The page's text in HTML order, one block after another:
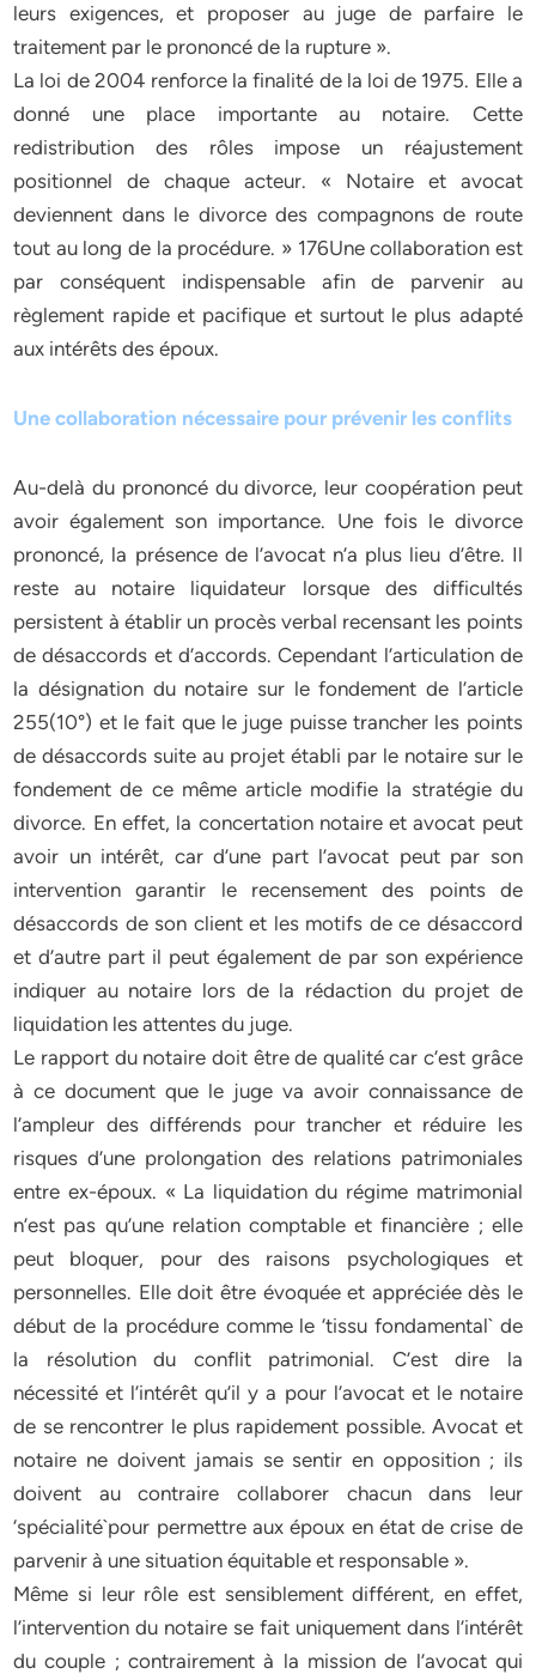
leurs exigences, et proposer au juge de parfaire le
traitement par le prononcé de la rupture ».
La loi de 2004 renforce la finalité de la loi de 1975. Elle a
donné une place importante au notaire. Cette
redistribution des rôles impose un réajustement
positionnel de chaque acteur. « Notaire et avocat
deviennent dans le divorce des compagnons de route
tout au long de la procédure. » 176Une collaboration est
par conséquent indispensable afin de parvenir au
règlement rapide et pacifique et surtout le plus adapté
aux intérêts des époux.
Une collaboration nécessaire pour prévenir les conflits
Au-delà du prononcé du divorce, leur coopération peut
avoir également son importance. Une fois le divorce
prononcé, la présence de l’avocat n’a plus lieu d’être. Il
reste au notaire liquidateur lorsque des difficultés
persistent à établir un procès verbal recensant les points
de désaccords et d’accords. Cependant l’articulation de
la désignation du notaire sur le fondement de l’article
255(10°) et le fait que le juge puisse trancher les points
de désaccords suite au projet établi par le notaire sur le
fondement de ce même article modifie la stratégie du
divorce. En effet, la concertation notaire et avocat peut
avoir un intérêt, car d’une part l’avocat peut par son
intervention garantir le recensement des points de
désaccords de son client et les motifs de ce désaccord
et d’autre part il peut également de par son expérience
indiquer au notaire lors de la rédaction du projet de
liquidation les attentes du juge.
Le rapport du notaire doit être de qualité car c’est grâce
à ce document que le juge va avoir connaissance de
l’ampleur des différends pour trancher et réduire les
risques d’une prolongation des relations patrimoniales
entre ex-époux. « La liquidation du régime matrimonial
n’est pas qu’une relation comptable et financière ; elle
peut bloquer, pour des raisons psychologiques et
personnelles. Elle doit être évoquée et appréciée dès le
début de la procédure comme le ‘tissu fondamental` de
la résolution du conflit patrimonial. C’est dire la
nécessité et l’intérêt qu’il y a pour l’avocat et le notaire
de se rencontrer le plus rapidement possible. Avocat et
notaire ne doivent jamais se sentir en opposition ; ils
doivent au contraire collaborer chacun dans leur
‘spécialité`pour permettre aux époux en état de crise de
parvenir à une situation équitable et responsable ».
Même si leur rôle est sensiblement différent, en effet,
l’intervention du notaire se fait uniquement dans l’intérêt
du couple ; contrairement à la mission de l’avocat qui